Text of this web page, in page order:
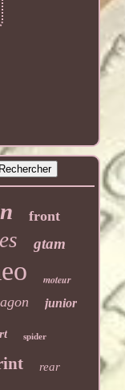
front
gtam
moteur
junior
spider
rear